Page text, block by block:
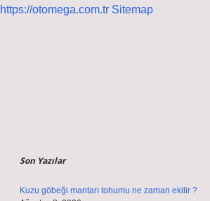
https://otomega.com.tr Sitemap
Son Yazılar
Kuzu göbeği mantarı tohumu ne zaman ekilir ?